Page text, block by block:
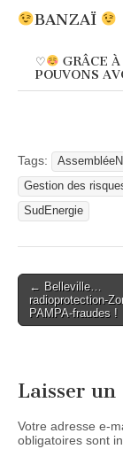
BANZAÏ
♡
GRÂCE
POUVONS
Tags:
Gestion des
SudEnergie
Post
navigation
← Belleville…
radioprotection-
PAMPA-fraudes !
Laisser
Votre adresse e-
obligatoires sont